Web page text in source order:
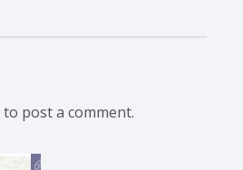
to post a comment.